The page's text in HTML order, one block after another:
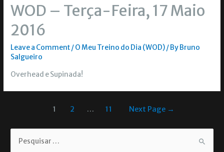
WOD – Terça-Feira, 17 Maio
2016
Leave a Comment/O Meu Treino do Dia (WOD)/ By Bruno
Salgueiro
Overhead e Supinada!
1 2 … 11 Next Page →